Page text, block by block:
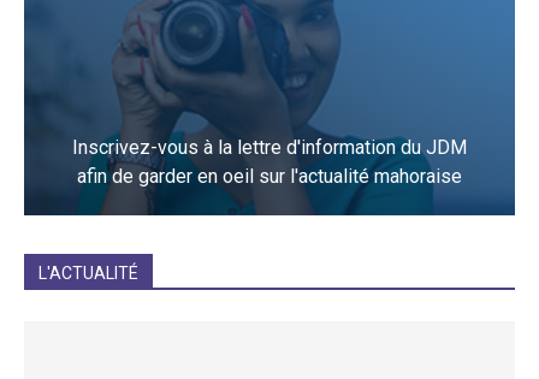
Inscrivez-vous à la lettre d'information du JDM
afin de garder en oeil sur l'actualité mahoraise
L'ACTUALITÉ